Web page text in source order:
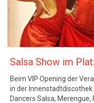
Salsa Show im
Beim VIP Opening der
in der
Dancers Salsa, Merengue,